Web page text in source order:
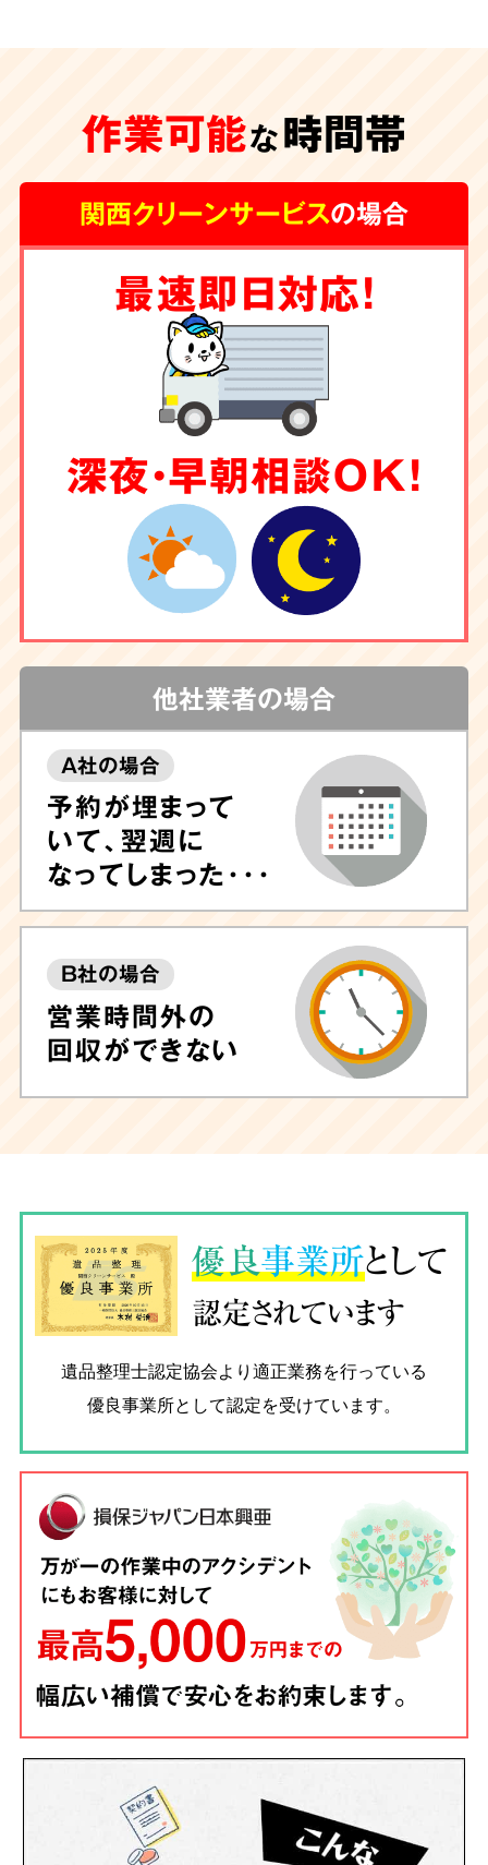
特殊清掃が遅れ、臭いや汚れが内装の下地にま
で及んでしまうと、その根源を取り除く為に内
装工事が必要な場合もございます。グループ会
社に工務店を有する弊社では清掃からリフォー
ムまで一手にお引き受けしております。
作業可能な時間帯
関西クリーンサービスの場合
最速即日対応！
深夜・早朝相談OK！
他社業者の場合
A社の場合
予約が埋まって
いて、翌週に
なってしまった･･･
B社の場合
営業時間外の
回収ができない
優良事業所として
認定されています
遺品整理士認定協会より適正業務を行っている
優良事業所として認定を受けています。